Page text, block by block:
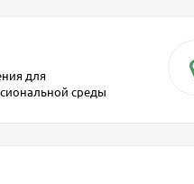
для
среды